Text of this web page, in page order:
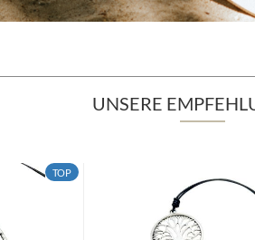
UNSERE
TOP